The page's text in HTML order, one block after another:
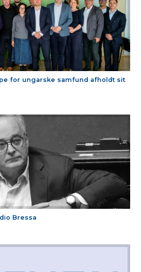
for ungarske samfund afholdt sit
Bressa